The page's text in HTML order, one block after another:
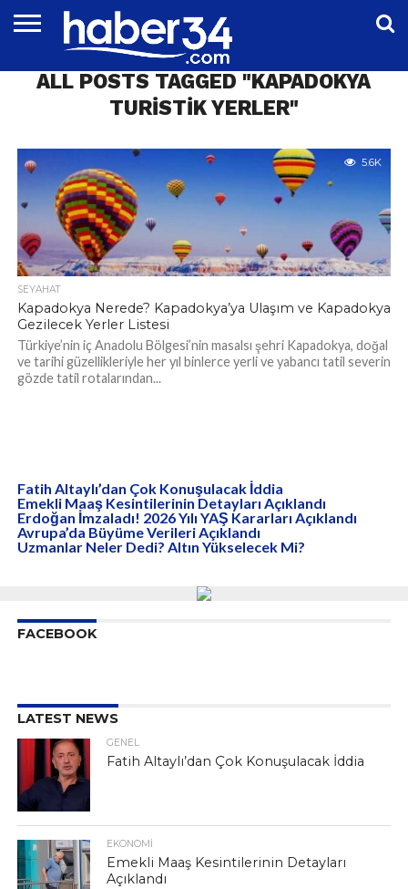
EĞITIM
EKONOMI
GENEL
MAGAZIN
OTOMOTIV
SIYASET
SPOR
TEKNOLOJI
ALL POSTS TAGGED "KAPADOKYA
TURISTIK YERLER"
5.6K
SEYAHAT
Kapadokya Nerede? Kapadokya’ya Ulaşım ve Kapadokya
Gezilecek Yerler Listesi
Türkiye’nin iç Anadolu Bölgesi’nin masalsı şehri Kapadokya, doğal
ve tarihi güzellikleriyle her yıl binlerce yerli ve yabancı tatil severin
gözde tatil rotalarından...
Fatih Altaylı’dan Çok Konuşulacak İddia
Emekli Maaş Kesintilerinin Detayları Açıklandı
Erdoğan İmzaladı! 2026 Yılı YAŞ Kararları Açıklandı
Avrupa’da Büyüme Verileri Açıklandı
Uzmanlar Neler Dedi? Altın Yükselecek Mi?
FACEBOOK
LATEST NEWS
GENEL
Fatih Altaylı’dan Çok Konuşulacak İddia
EKONOMI
Emekli Maaş Kesintilerinin Detayları
Açıklandı